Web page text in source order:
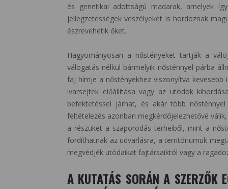
és genetikai adottságú madarak, amelyek
jellegzetességek veszélyeket is hordoznak
észrevehetik őket.
Hagyományosan a nőstényeket tartják a
válogatás nélkül bármelyik nősténnyel párba
faj hímje a nőstényekhez viszonyítva
ivarsejtek előállítása vagy az utódok
befektetéssel járhat, és akár több
feltételezés azonban megkérdőjelezhetővé
a részüket a szaporodás terheiből, mint a
fordíthatnak az udvarlásra, a territóriumuk
megvédjék utódaikat fajtársaiktól vagy a
A KUTATÁS SORÁN A SZERZŐK